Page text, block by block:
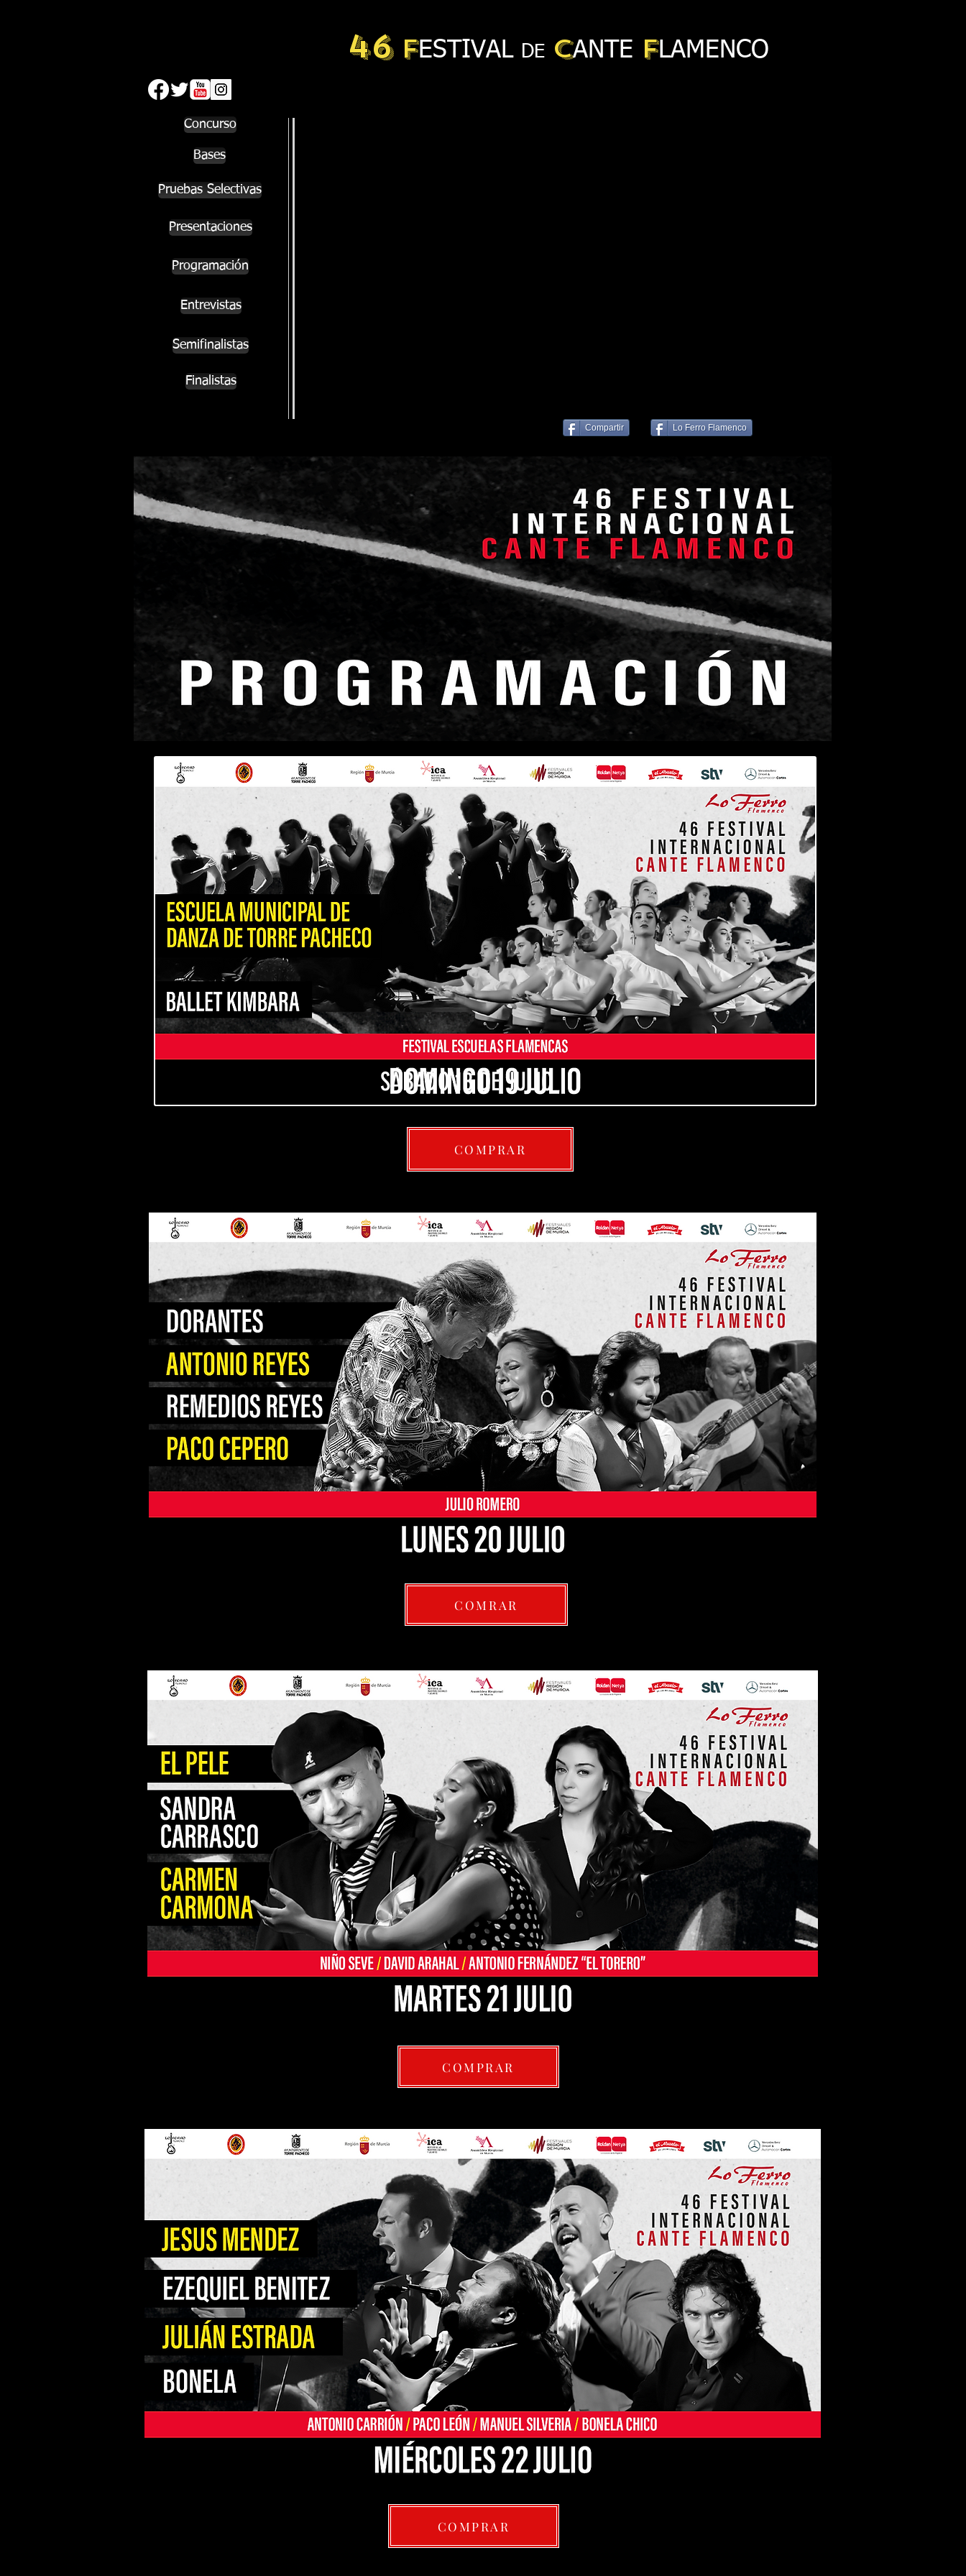
46 FESTIVAL DE CANTE FLAMENCO
Concurso
Bases
Pruebas Selectivas
Presentaciones
Programación
Entrevistas
Semifinalistas
Finalistas
Lo Ferro Flamenco
Compartir
SÁBADO 18 DE JULIO
COMPRAR
COMRAR
COMPRAR
COMPRAR